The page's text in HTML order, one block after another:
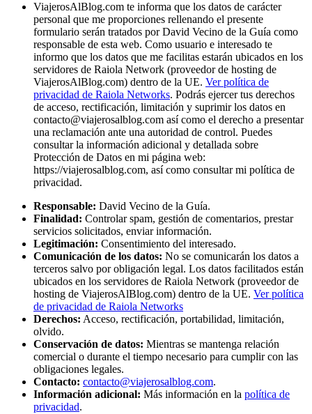
ViajerosAlBlog.com te informa que los datos de carácter
personal que me proporciones rellenando el presente
formulario serán tratados por David Vecino de la Guía como
responsable de esta web. Como usuario e interesado te
informo que los datos que me facilitas estarán ubicados en los
servidores de Raiola Network (proveedor de hosting de
ViajerosAlBlog.com) dentro de la UE. Ver política de
privacidad de Raiola Networks. Podrás ejercer tus derechos
de acceso, rectificación, limitación y suprimir los datos en
contacto@viajerosalblog.com así como el derecho a presentar
una reclamación ante una autoridad de control. Puedes
consultar la información adicional y detallada sobre
Protección de Datos en mi página web:
https://viajerosalblog.com, así como consultar mi política de
privacidad.
Responsable: David Vecino de la Guía.
Finalidad: Controlar spam, gestión de comentarios, prestar
servicios solicitados, enviar información.
Legitimación: Consentimiento del interesado.
Comunicación de los datos: No se comunicarán los datos a
terceros salvo por obligación legal. Los datos facilitados están
ubicados en los servidores de Raiola Network (proveedor de
hosting de ViajerosAlBlog.com) dentro de la UE. Ver política
de privacidad de Raiola Networks
Derechos: Acceso, rectificación, portabilidad, limitación,
olvido.
Conservación de datos: Mientras se mantenga relación
comercial o durante el tiempo necesario para cumplir con las
obligaciones legales.
Contacto: contacto@viajerosalblog.com.
Información adicional: Más información en la política de
privacidad.